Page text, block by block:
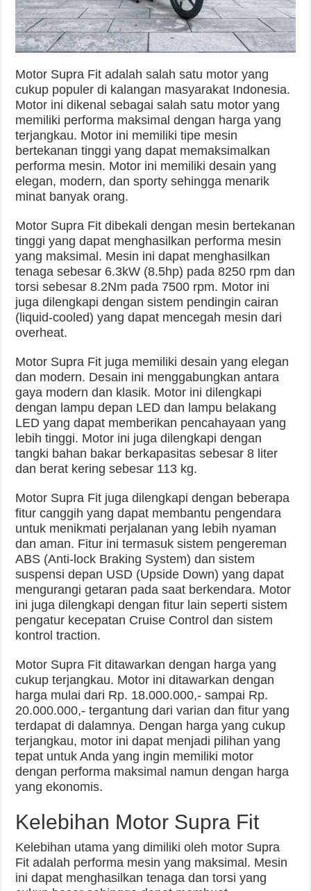
Motor Supra Fit adalah salah satu motor yang
cukup populer di kalangan masyarakat Indonesia.
Motor ini dikenal sebagai salah satu motor yang
memiliki performa maksimal dengan harga yang
terjangkau. Motor ini memiliki tipe mesin
bertekanan tinggi yang dapat memaksimalkan
performa mesin. Motor ini memiliki desain yang
elegan, modern, dan sporty sehingga menarik
minat banyak orang.
Motor Supra Fit dibekali dengan mesin bertekanan
tinggi yang dapat menghasilkan performa mesin
yang maksimal. Mesin ini dapat menghasilkan
tenaga sebesar 6.3kW (8.5hp) pada 8250 rpm dan
torsi sebesar 8.2Nm pada 7500 rpm. Motor ini
juga dilengkapi dengan sistem pendingin cairan
(liquid-cooled) yang dapat mencegah mesin dari
overheat.
Motor Supra Fit juga memiliki desain yang elegan
dan modern. Desain ini menggabungkan antara
gaya modern dan klasik. Motor ini dilengkapi
dengan lampu depan LED dan lampu belakang
LED yang dapat memberikan pencahayaan yang
lebih tinggi. Motor ini juga dilengkapi dengan
tangki bahan bakar berkapasitas sebesar 8 liter
dan berat kering sebesar 113 kg.
Motor Supra Fit juga dilengkapi dengan beberapa
fitur canggih yang dapat membantu pengendara
untuk menikmati perjalanan yang lebih nyaman
dan aman. Fitur ini termasuk sistem pengereman
ABS (Anti-lock Braking System) dan sistem
suspensi depan USD (Upside Down) yang dapat
mengurangi getaran pada saat berkendara. Motor
ini juga dilengkapi dengan fitur lain seperti sistem
pengatur kecepatan Cruise Control dan sistem
kontrol traction.
Motor Supra Fit ditawarkan dengan harga yang
cukup terjangkau. Motor ini ditawarkan dengan
harga mulai dari Rp. 18.000.000,- sampai Rp.
20.000.000,- tergantung dari varian dan fitur yang
terdapat di dalamnya. Dengan harga yang cukup
terjangkau, motor ini dapat menjadi pilihan yang
tepat untuk Anda yang ingin memiliki motor
dengan performa maksimal namun dengan harga
yang ekonomis.
Kelebihan Motor Supra Fit
Kelebihan utama yang dimiliki oleh motor Supra
Fit adalah performa mesin yang maksimal. Mesin
ini dapat menghasilkan tenaga dan torsi yang